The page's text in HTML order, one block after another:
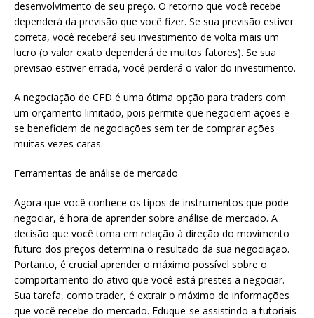
desenvolvimento de seu preço. O retorno que você recebe
dependerá da previsão que você fizer. Se sua previsão estiver
correta, você receberá seu investimento de volta mais um
lucro (o valor exato dependerá de muitos fatores). Se sua
previsão estiver errada, você perderá o valor do investimento.
A negociação de CFD é uma ótima opção para traders com
um orçamento limitado, pois permite que negociem ações e
se beneficiem de negociações sem ter de comprar ações
muitas vezes caras.
Ferramentas de análise de mercado
Agora que você conhece os tipos de instrumentos que pode
negociar, é hora de aprender sobre análise de mercado. A
decisão que você toma em relação à direção do movimento
futuro dos preços determina o resultado da sua negociação.
Portanto, é crucial aprender o máximo possível sobre o
comportamento do ativo que você está prestes a negociar.
Sua tarefa, como trader, é extrair o máximo de informações
que você recebe do mercado. Eduque-se assistindo a tutoriais